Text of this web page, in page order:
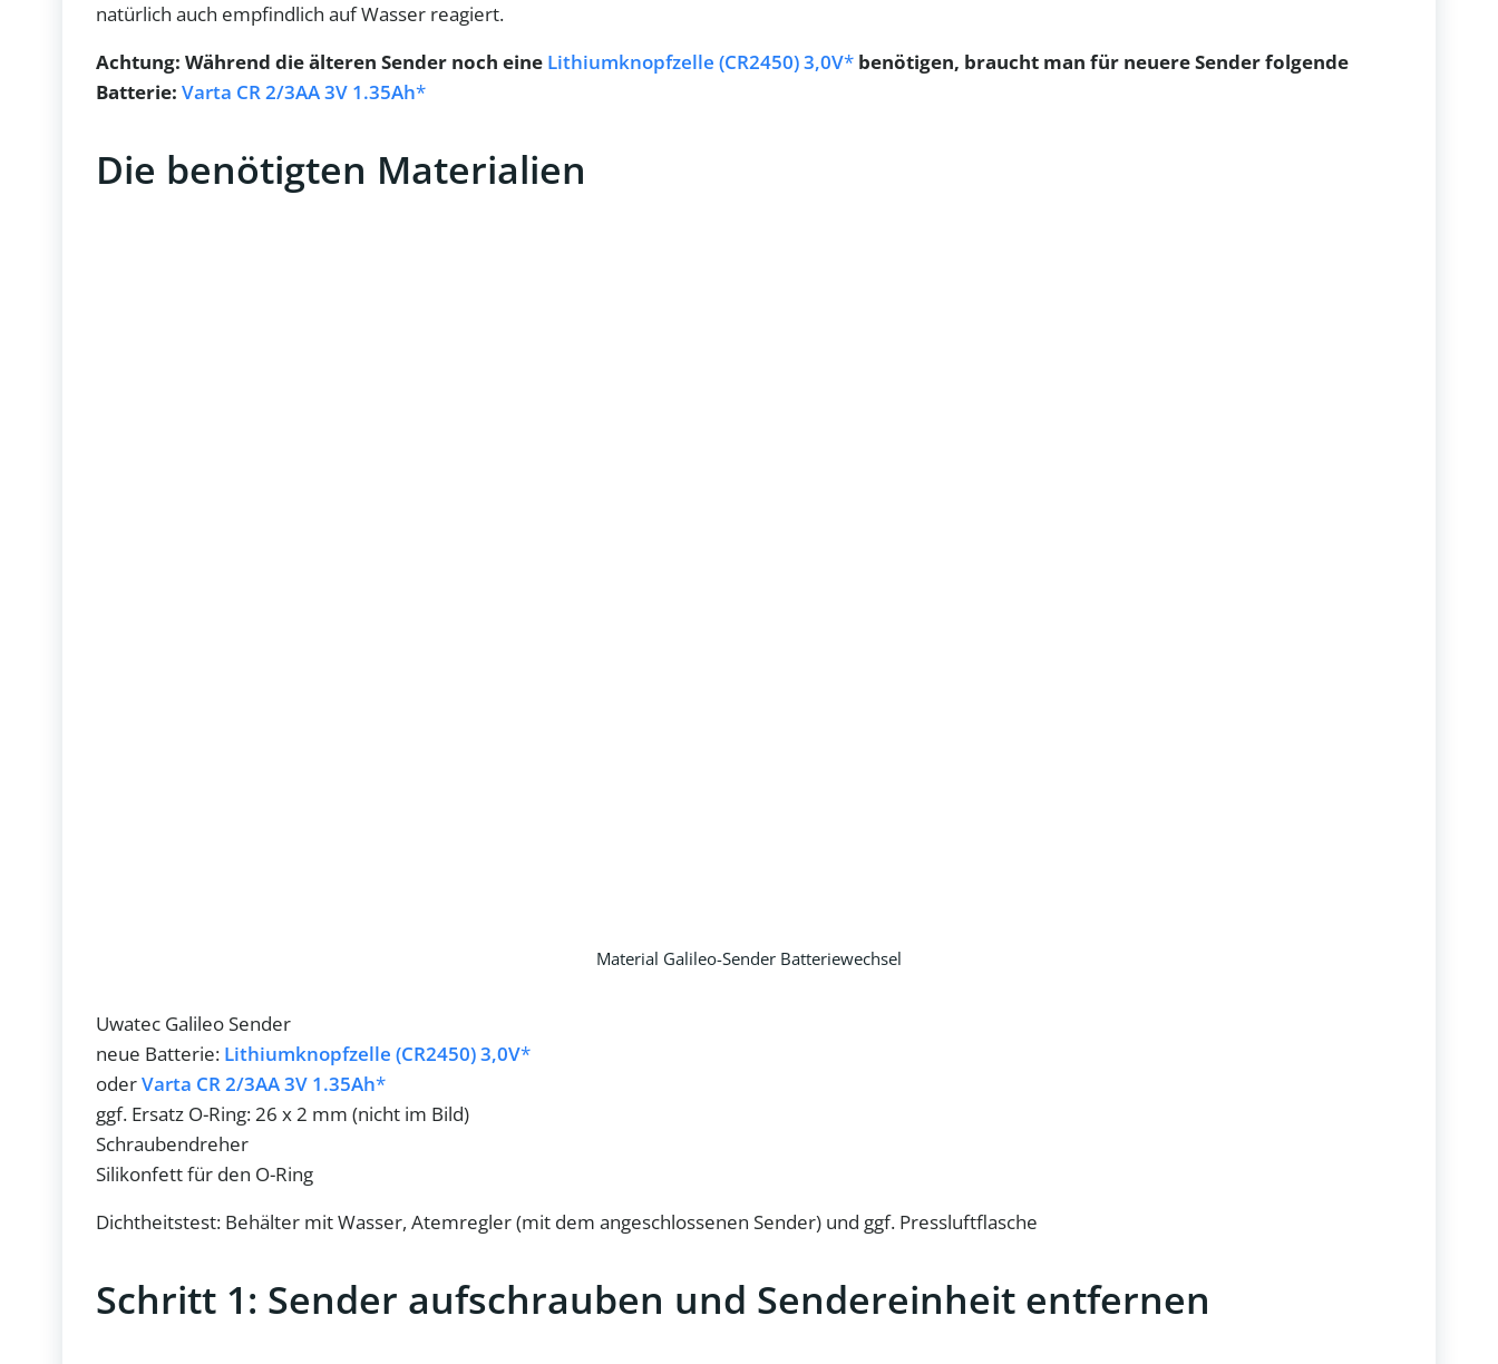
natürlich auch empfindlich auf Wasser reagiert.
Achtung: Während die älteren Sender noch eine Lithiumknopfzelle (CR2450) 3,0V
benötigen, braucht man für neuere Sender folgende
Batterie: Varta CR 2/3AA 3V 1.35Ah
Die benötigten Materialien
Material Galileo-Sender Batteriewechsel
Uwatec Galileo Sender
neue Batterie: Lithiumknopfzelle (CR2450) 3,0V
oderVarta CR 2/3AA 3V 1.35Ah
ggf. Ersatz O-Ring: 26 x 2 mm (nicht im Bild)
Schraubendreher
Silikonfett für den O-Ring
Dichtheitstest: Behälter mit Wasser, Atemregler (mit dem angeschlossenen Sender) und ggf. Pressluftflasche
Schritt 1: Sender aufschrauben und Sendereinheit entfernen